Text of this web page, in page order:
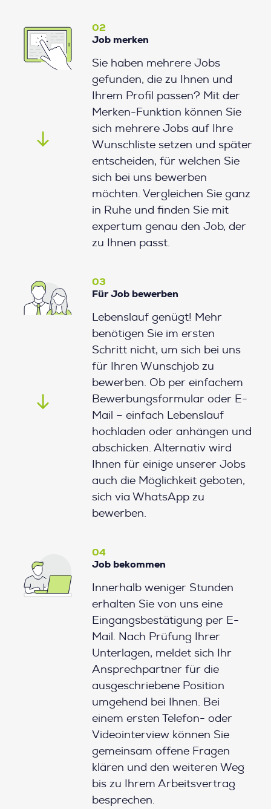
02
Job merken
Sie haben mehrere Jobs
gefunden, die zu Ihnen und
Ihrem Profil passen? Mit der
Merken-Funktion können Sie
sich mehrere Jobs auf Ihre
Wunschliste setzen und später
entscheiden, für welchen Sie
sich bei uns bewerben
möchten. Vergleichen Sie ganz
in Ruhe und finden Sie mit
expertum genau den Job, der
zu Ihnen passt.
03
Für Job bewerben
Lebenslauf genügt! Mehr
benötigen Sie im ersten
Schritt nicht, um sich bei uns
für Ihren Wunschjob zu
bewerben. Ob per einfachem
Bewerbungsformular oder E-
Mail – einfach Lebenslauf
hochladen oder anhängen und
abschicken. Alternativ wird
Ihnen für einige unserer Jobs
auch die Möglichkeit geboten,
sich via WhatsApp zu
bewerben.
04
Job bekommen
Innerhalb weniger Stunden
erhalten Sie von uns eine
Eingangsbestätigung per E-
Mail. Nach Prüfung Ihrer
Unterlagen, meldet sich Ihr
Ansprechpartner für die
ausgeschriebene Position
umgehend bei Ihnen. Bei
einem ersten Telefon- oder
Videointerview können Sie
gemeinsam offene Fragen
klären und den weiteren Weg
bis zu Ihrem Arbeitsvertrag
besprechen.